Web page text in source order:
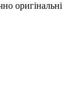
оригінальні